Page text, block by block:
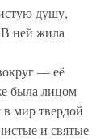
душу,
ней жила
— её
была лицом
мир твердой
и святые